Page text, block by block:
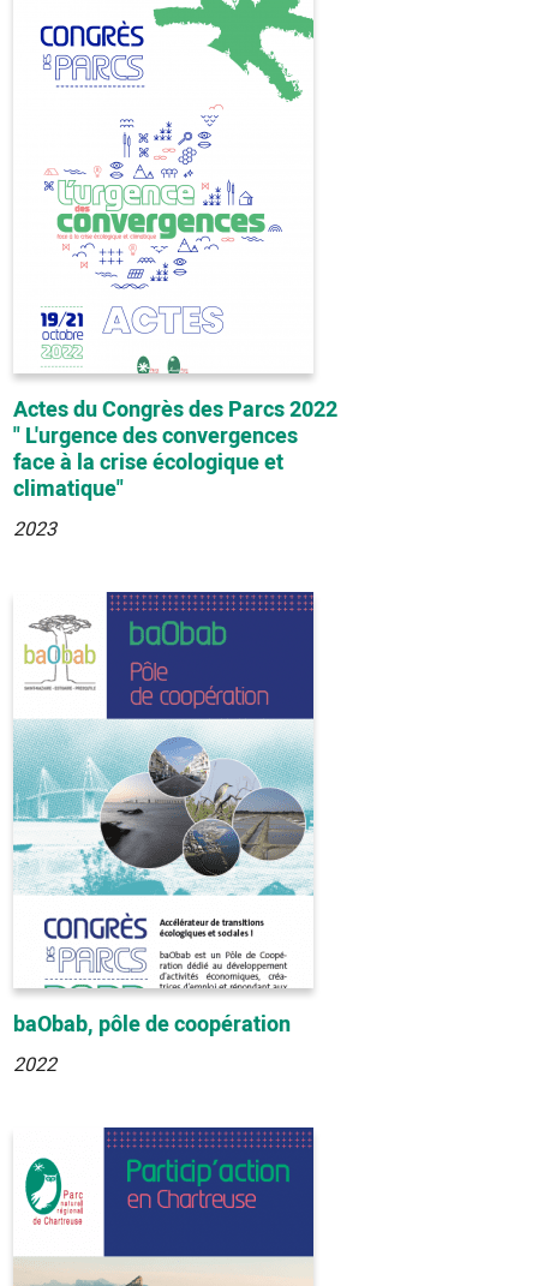
Actes du Congrès des Parcs 2022
" L'urgence des convergences
face à la crise écologique et
climatique"
2023
baObab, pôle de coopération
2022